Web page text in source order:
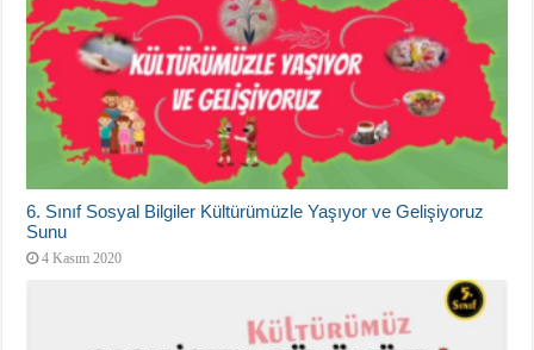
6. Sınıf Sosyal Bilgiler Kültürümüzle Yaşıyor ve Gelişiyoruz
Sunu
4 Kasım 2020